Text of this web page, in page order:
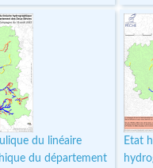
du linéaire
du département
Etat